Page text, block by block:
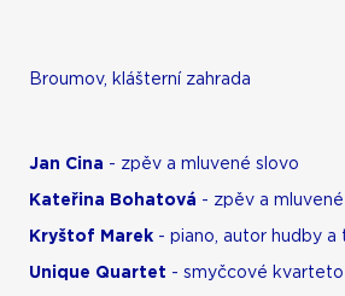
Broumov, klášterní zahrada
Jan Cina - zpěv a mluvené slovo
Kateřina Bohatová - zpěv a
Kryštof Marek - piano, autor hudby a
Unique Quartet - smyčcové kvarteto